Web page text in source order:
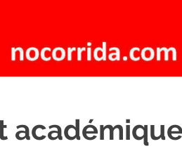
académique